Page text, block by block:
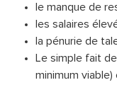
le manque de
les salaires
la pénurie de
Le simple fait
minimum